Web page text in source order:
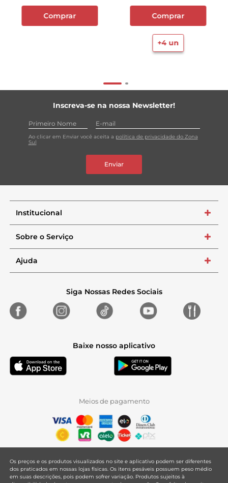
Comprar Comprar
+4un
Inscreva-se na nossa Newsletter!
Ao clicar em Enviar você aceita a política de privacidade do Zona
Sul
Enviar
Institucional +
Sobre o Serviço +
Ajuda +
Siga Nossas Redes Sociais
Baixe nosso aplicativo
Meios de pagamento
Os preços e os produtos visualizados no site e aplicativo podem ser diferentes
dos praticados em nossas lojas físicas. Os itens pesáveis possuem peso médio
em suas descrições, pois podem sofrer variação. Produtos sujeitos à